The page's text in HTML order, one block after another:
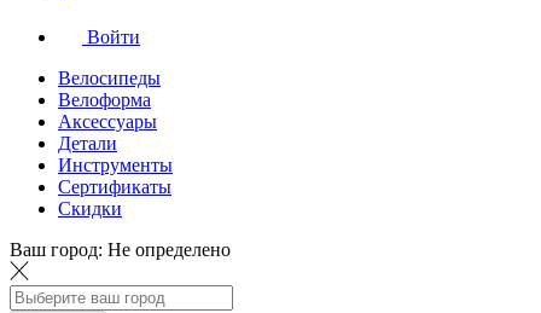
Войти
Велосипеды
Велоформа
Аксессуары
Детали
Инструменты
Сертификаты
Скидки
Ваш город: Не определено